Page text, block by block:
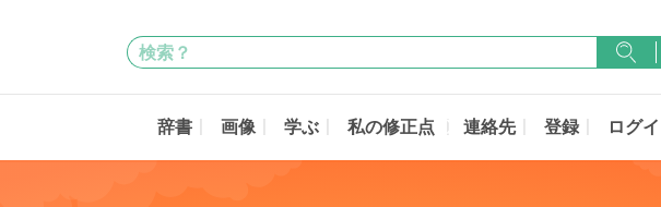
辞書 画像 学ぶ 私の修正点 連絡先 登録 ログ